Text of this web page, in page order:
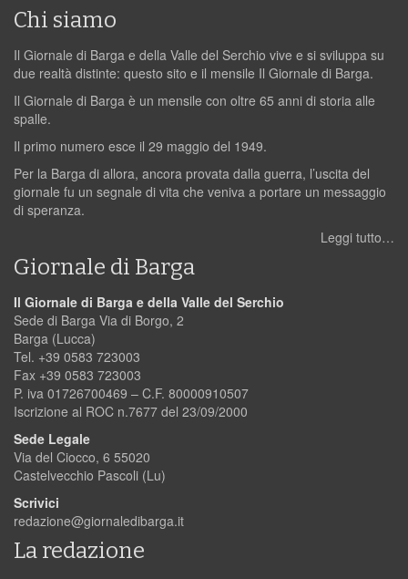
Chi siamo
Il Giornale di Barga e della Valle del Serchio vive e si sviluppa su
due realtà distinte: questo sito e il mensile Il Giornale di Barga.
Il Giornale di Barga è un mensile con oltre 65 anni di storia alle
spalle.
Il primo numero esce il 29 maggio del 1949.
Per la Barga di allora, ancora provata dalla guerra, l’uscita del
giornale fu un segnale di vita che veniva a portare un messaggio
di speranza.
Leggi tutto…
Giornale di Barga
Il Giornale di Barga e della Valle del Serchio
Sede di Barga Via di Borgo, 2
Barga (Lucca)
Tel. +39 0583 723003
Fax +39 0583 723003
P. iva 01726700469 – C.F. 80000910507
Iscrizione al ROC n.7677 del 23/09/2000
Sede Legale
Via del Ciocco, 6 55020
Castelvecchio Pascoli (Lu)
Scrivici
redazione@giornaledibarga.it
La redazione